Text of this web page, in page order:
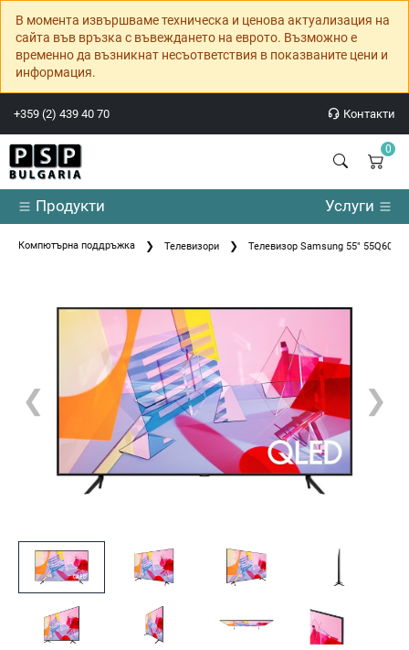
В момента извършваме техническа и ценова актуализация на
сайта във връзка с въвеждането на еврото. Възможно е
временно да възникнат несъответствия в показваните цени и
информация.
+359 (2) 439 40 70 Контакти
0
Продукти Услуги
Компютърна поддръжка Телевизори Телевизор Samsung 55" 55Q60T
❮ ❯